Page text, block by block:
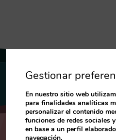
Gestionar
En nuestro sitio web
para finalidades analíticas
personalizar el contenido
funciones de redes sociales
en base a un perfil
navegación.